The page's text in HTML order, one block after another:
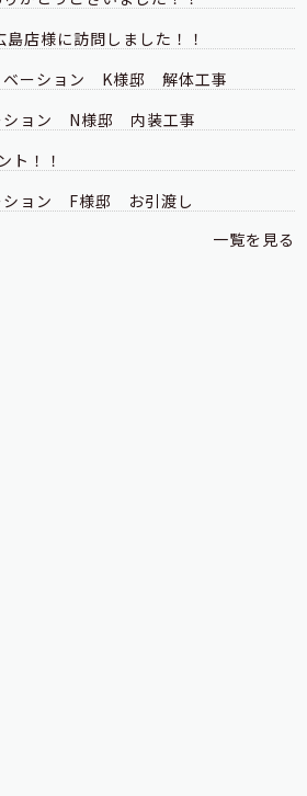
店様に訪問しました！！
ーション K様邸 解体工事
ション N様邸 内装工事
！！
ョン F様邸 お引渡し
一覧を見る